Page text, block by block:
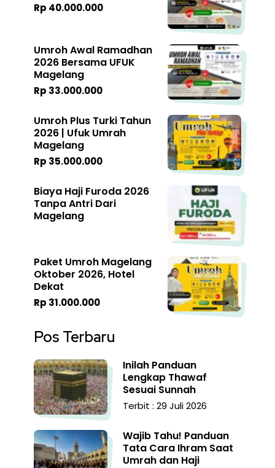
Rp 40.000.000
Umroh Awal Ramadhan
2026 Bersama UFUK
Magelang
Rp 33.000.000
Umroh Plus Turki Tahun
2026 | Ufuk Umrah
Magelang
Rp 35.000.000
Biaya Haji Furoda 2026
Tanpa Antri Dari
Magelang
Paket Umroh Magelang
Oktober 2026, Hotel
Dekat
Rp 31.000.000
Pos Terbaru
Inilah Panduan
Lengkap Thawaf
Sesuai Sunnah
Terbit : 29 Juli 2026
Wajib Tahu! Panduan
Tata Cara Ihram Saat
Umrah dan Haji